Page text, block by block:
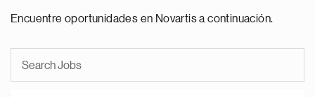
Encuentre oportunidades en Novartis a continuación.